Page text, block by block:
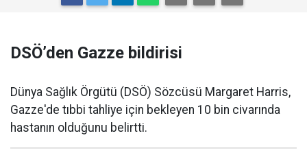
DSÖ’den Gazze bildirisi
Dünya Sağlık Örgütü (DSÖ) Sözcüsü Margaret Harris,
Gazze'de tıbbi tahliye için bekleyen 10 bin civarında
hastanın olduğunu belirtti.